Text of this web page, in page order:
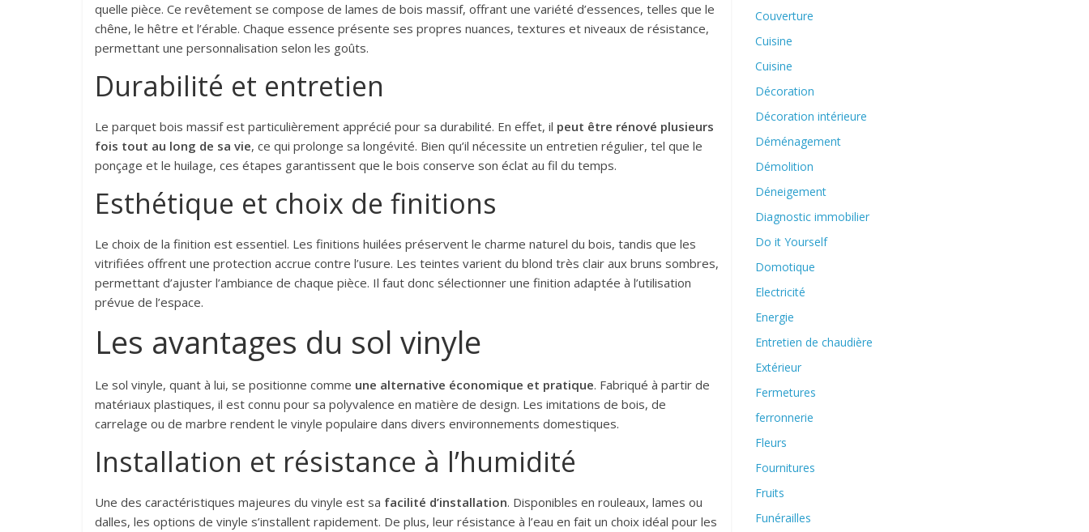
quelle pièce. Ce revêtement se compose de lames de bois massif, offrant une variété d’essences, telles que le
chêne, le hêtre et l’érable. Chaque essence présente ses propres nuances, textures et niveaux de résistance,
permettant une personnalisation selon les goûts.
Durabilité et entretien
Le parquet bois massif est particulièrement apprécié pour sa durabilité. En effet, il peut être rénové plusieurs
fois tout au long de sa vie, ce qui prolonge sa longévité. Bien qu’il nécessite un entretien régulier, tel que le
ponçage et le huilage, ces étapes garantissent que le bois conserve son éclat au fil du temps.
Esthétique et choix de finitions
Le choix de la finition est essentiel. Les finitions huilées préservent le charme naturel du bois, tandis que les
vitrifiées offrent une protection accrue contre l’usure. Les teintes varient du blond très clair aux bruns sombres,
permettant d’ajuster l’ambiance de chaque pièce. Il faut donc sélectionner une finition adaptée à l’utilisation
prévue de l’espace.
Les avantages du sol vinyle
Le sol vinyle, quant à lui, se positionne comme une alternative économique et pratique. Fabriqué à partir de
matériaux plastiques, il est connu pour sa polyvalence en matière de design. Les imitations de bois, de
carrelage ou de marbre rendent le vinyle populaire dans divers environnements domestiques.
Installation et résistance à l’humidité
Une des caractéristiques majeures du vinyle est sa facilité d’installation. Disponibles en rouleaux, lames ou
dalles, les options de vinyle s’installent rapidement. De plus, leur résistance à l’eau en fait un choix idéal pour les
Couverture
Cuisine
Cuisine
Décoration
Décoration intérieure
Déménagement
Démolition
Déneigement
Diagnostic immobilier
Do it Yourself
Domotique
Electricité
Energie
Entretien de chaudière
Extérieur
Fermetures
ferronnerie
Fleurs
Fournitures
Fruits
Funérailles